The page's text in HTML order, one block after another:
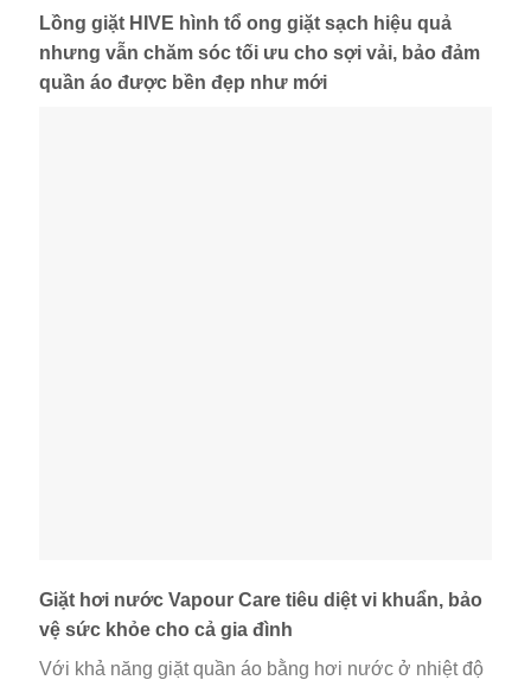
Lồng giặt HIVE hình tổ ong giặt sạch hiệu quả
nhưng vẫn chăm sóc tối ưu cho sợi vải, bảo đảm
quần áo được bền đẹp như mới
Giặt hơi nước Vapour Care tiêu diệt vi khuẩn, bảo
vệ sức khỏe cho cả gia đình
Với khả năng giặt quần áo bằng hơi nước ở nhiệt độ